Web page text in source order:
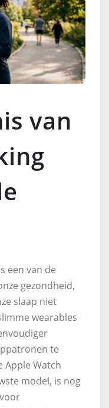
van
een van de
gezondheid,
slaap niet
wearables
te
Apple Watch
model, is nog